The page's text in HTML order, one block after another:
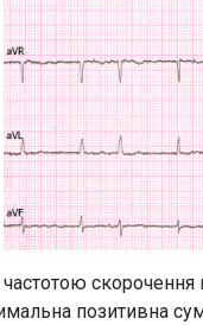
частотою
позитивна